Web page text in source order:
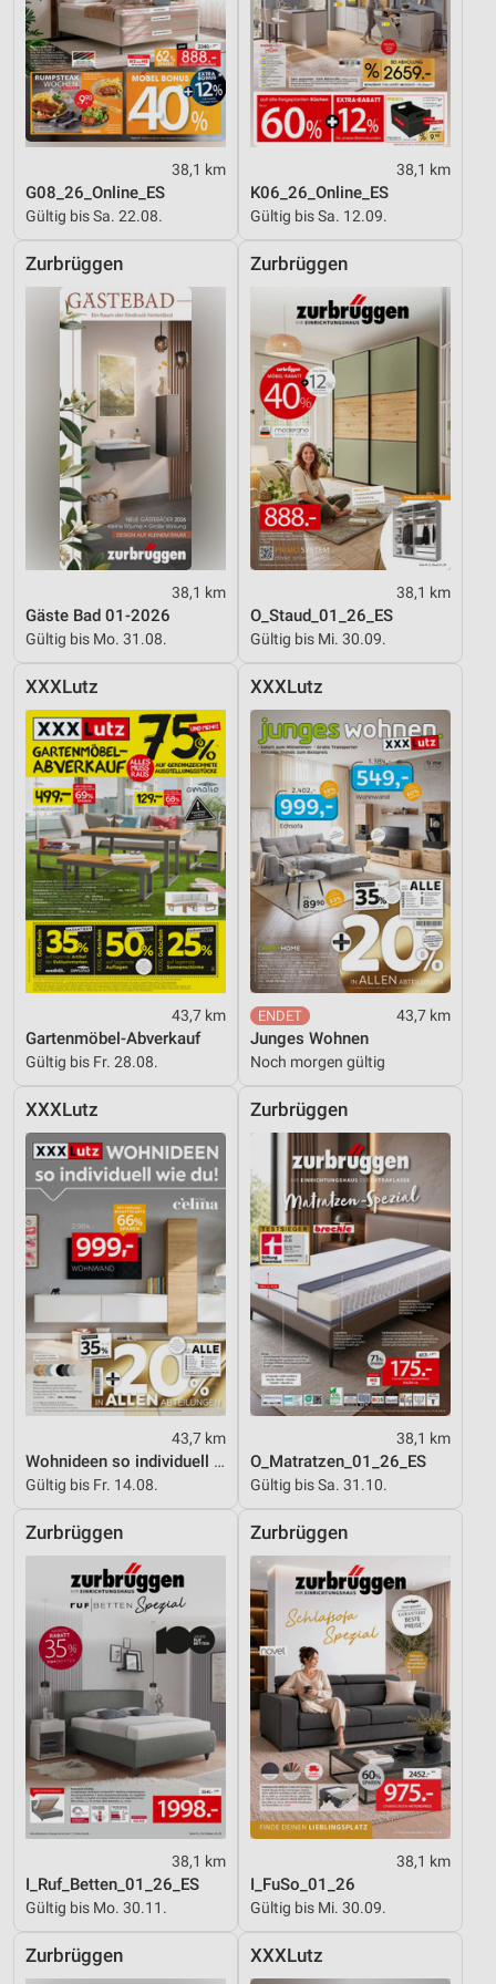
38,1 km
G08_26_Online_ES
Gültig bis Sa. 22.08.
38,1 km
K06_26_Online_ES
Gültig bis Sa. 12.09.
Zurbrüggen
38,1 km
Gäste Bad 01-2026
Gültig bis Mo. 31.08.
Zurbrüggen
38,1 km
O_Staud_01_26_ES
Gültig bis Mi. 30.09.
XXXLutz
43,7 km
Gartenmöbel-Abverkauf
Gültig bis Fr. 28.08.
XXXLutz
43,7 km
Junges Wohnen
Noch morgen gültig
XXXLutz
43,7 km
Wohnideen so individuell wie du!
Gültig bis Fr. 14.08.
Zurbrüggen
38,1 km
O_Matratzen_01_26_ES
Gültig bis Sa. 31.10.
Zurbrüggen
38,1 km
I_Ruf_Betten_01_26_ES
Gültig bis Mo. 30.11.
Zurbrüggen
38,1 km
I_FuSo_01_26
Gültig bis Mi. 30.09.
Zurbrüggen XXXLutz
Geräte anhand von aktiv angeforderten
Informationen identifizieren
Nicht-IAB-Verarbeitungszwecke:
Notwendig
Funktional
Werbung